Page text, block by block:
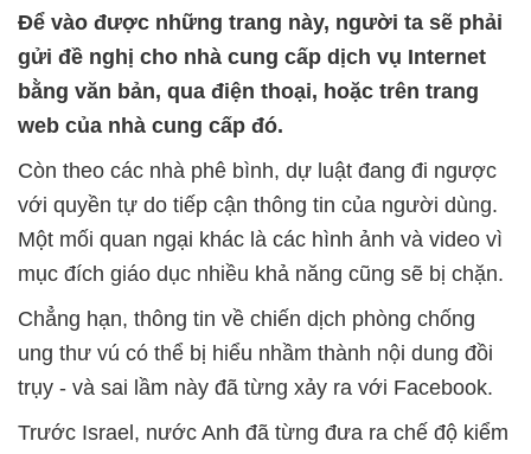
Để vào được những trang này, người ta sẽ phải
gửi đề nghị cho nhà cung cấp dịch vụ Internet
bằng văn bản, qua điện thoại, hoặc trên trang
web của nhà cung cấp đó.
Còn theo các nhà phê bình, dự luật đang đi ngược
với quyền tự do tiếp cận thông tin của người dùng.
Một mối quan ngại khác là các hình ảnh và video vì
mục đích giáo dục nhiều khả năng cũng sẽ bị chặn.
Chẳng hạn, thông tin về chiến dịch phòng chống
ung thư vú có thể bị hiểu nhầm thành nội dung đồi
trụy - và sai lầm này đã từng xảy ra với Facebook.
Trước Israel, nước Anh đã từng đưa ra chế độ kiểm